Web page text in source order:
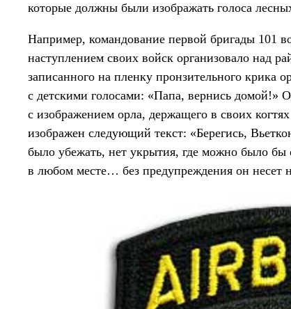
которые должны были изображать голоса
Например, командование первой бригады 101
наступлением своих войск организовало над
записанного на пленку пронзительного
с детскими голосами: «Папа, вернись домой!»
с изображением орла, держащего в своих
изображен следующий текст: «Берегись,
было убежать, нет укрытия, где можно было бы
в любом месте… без предупреждения он несет